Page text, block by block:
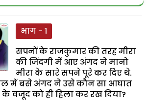
भाग - 1
सपनों के राजकुमार की तरह मीरा
की जिंदगी में आए अंगद ने मानो
मीरा के सारे सपने पूरे कर दिए थे.
में बसे अंगद ने उसे कौन सा आघात
के वजूद को ही हिला कर रख दिया?